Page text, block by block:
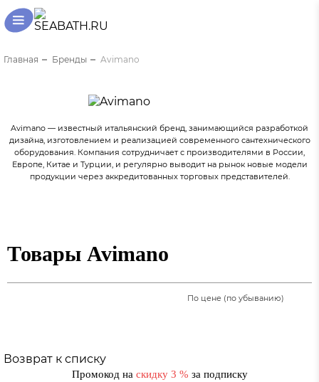
Главная Бренды Avimano
Avimano — известный итальянский бренд, занимающийся разработкой
дизайна, изготовлением и реализацией современного сантехнического
оборудования. Компания сотрудничает с производителями в России,
Европе, Китае и Турции, и регулярно выводит на рынок новые модели
продукции через аккредитованных торговых представителей.
Товары Avimano
Возврат к списку
Промокод на скидку 3 % за подписку